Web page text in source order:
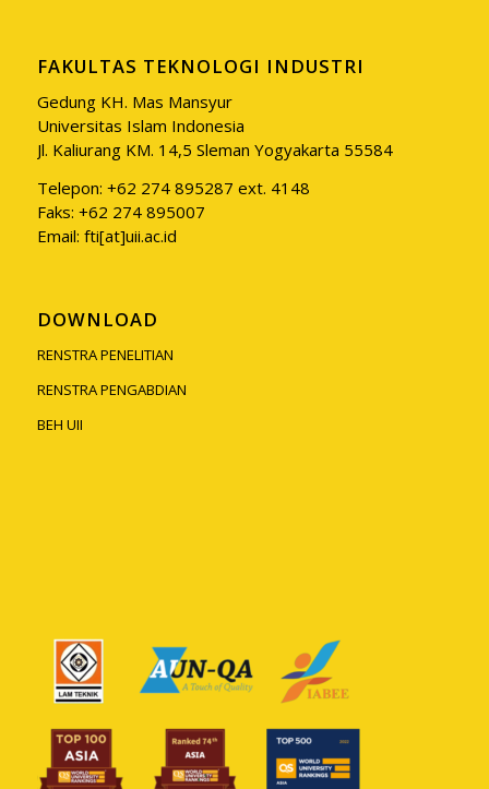
FAKULTAS TEKNOLOGI INDUSTRI
Gedung KH. Mas Mansyur
Universitas Islam Indonesia
Jl. Kaliurang KM. 14,5 Sleman Yogyakarta 55584
Telepon: +62 274 895287 ext. 4148
Faks: +62 274 895007
Email: fti[at]uii.ac.id
DOWNLOAD
RENSTRA PENELITIAN
RENSTRA PENGABDIAN
BEH UII